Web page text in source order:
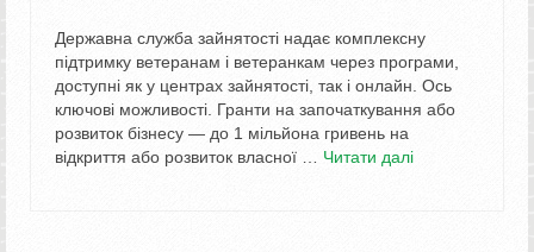
Державна служба зайнятості надає комплексну
підтримку ветеранам і ветеранкам через програми,
доступні як у центрах зайнятості, так і онлайн. Ось
ключові можливості. Гранти на започаткування або
розвиток бізнесу — до 1 мільйона гривень на
відкриття або розвиток власної … Читати далі